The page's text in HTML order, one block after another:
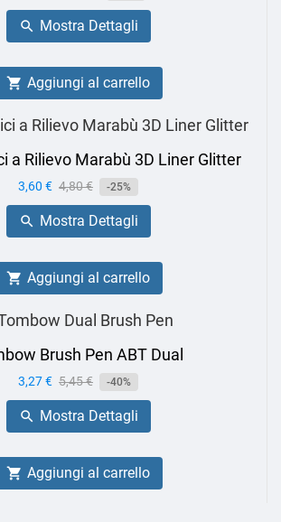
base
 Mostra Dettagli
 Aggiungi al carrello
a Rilievo Marabù 3D Liner Glitter
Prezzo
3,60 € Prezzo
base
4,80 € -25%
 Mostra Dettagli
 Aggiungi al carrello
Brush Pen ABT Dual
Prezzo
3,27 € Prezzo
base
5,45 € -40%
 Mostra Dettagli
 Aggiungi al carrello